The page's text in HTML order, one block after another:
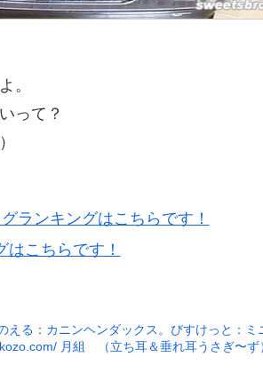
。
って？
ランキングはこちらです！
こちらです！
える：カニンヘンダックス。びすけっと：ミ
月組 （立ち耳＆垂れ耳うさぎ〜ず